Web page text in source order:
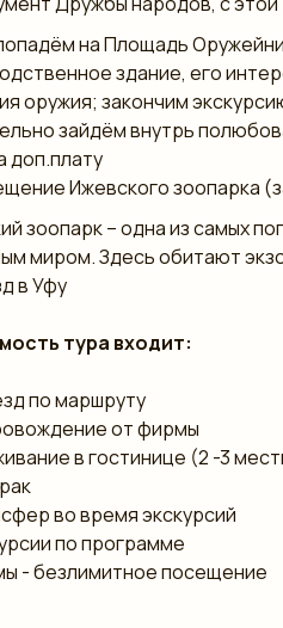
на Площадь
здание, его
оружия; закончим
зайдём внутрь
доп.плату
Ижевского зоопарка
зоопарк – одна из самых
миром. Здесь обитают
в Уфу
тура входит:
по маршруту
от фирмы
в гостинице (2 -3
во время экскурсий
по программе
- безлимитное посещение